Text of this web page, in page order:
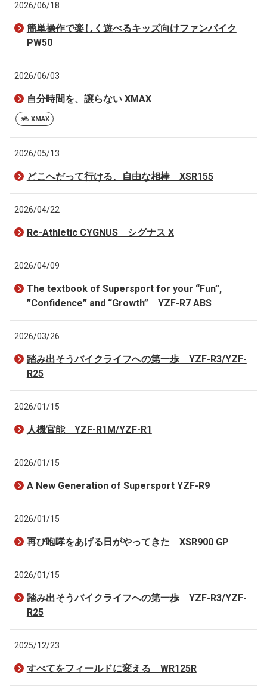
2026/06/18
簡単操作で楽しく遊べるキッズ向けファンバイク
PW50
2026/06/03
自分時間を、譲らない XMAX
XMAX
2026/05/13
どこへだって行ける、自由な相棒 XSR155
2026/04/22
Re-Athletic CYGNUS シグナス X
2026/04/09
The textbook of Supersport for your “Fun”,
”Confidence” and “Growth” YZF-R7 ABS
2026/03/26
踏み出そうバイクライフへの第一歩 YZF-R3/YZF-
R25
2026/01/15
人機官能 YZF-R1M/YZF-R1
2026/01/15
A New Generation of Supersport YZF-R9
2026/01/15
再び咆哮をあげる日がやってきた XSR900 GP
2026/01/15
踏み出そうバイクライフへの第一歩 YZF-R3/YZF-
R25
2025/12/23
すべてをフィールドに変える WR125R